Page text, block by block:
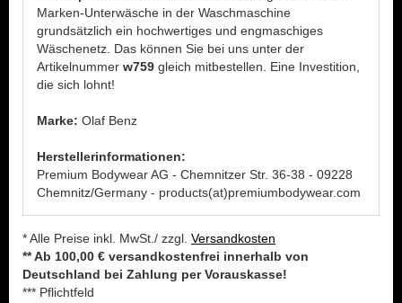
Marken-Unterwäsche in der Waschmaschine
grundsätzlich ein hochwertiges und engmaschiges
Wäschenetz. Das können Sie bei uns unter der
Artikelnummer w759 gleich mitbestellen. Eine Investition,
die sich lohnt!
Marke: Olaf Benz
Herstellerinformationen:
Premium Bodywear AG - Chemnitzer Str. 36-38 - 09228
Chemnitz/Germany - products(at)premiumbodywear.com
* Alle Preise inkl. MwSt./ zzgl. Versandkosten
** Ab 100,00 € versandkostenfrei innerhalb von
Deutschland bei Zahlung per Vorauskasse!
*** Pflichtfeld